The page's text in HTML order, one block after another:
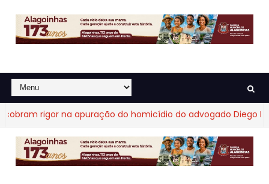
rigor na apuração do homicídio do advogado Diego Fraga